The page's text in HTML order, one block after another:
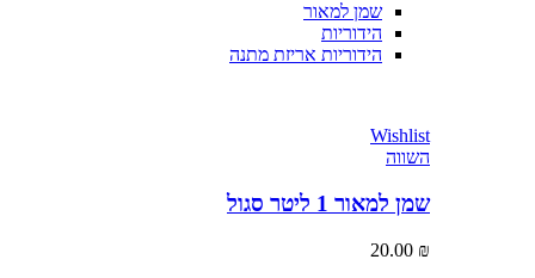
שמן למאור
הידוריות
הידוריות אריזת מתנה
Wishlist
שמן למאור 1 ליטר סגול
20.00